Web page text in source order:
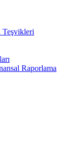
Teşvikleri
Raporlama